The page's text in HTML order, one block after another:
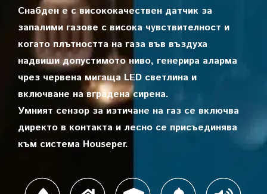
Снабден е с висококачествен датчик за
запалими газове с висока чувствителност и
когато плътността на газа във въздуха
надвиши допустимото ниво, генерира аларма
чрез червена мигаща LED светлина и
включване на вградена сирена.
Умният сензор за изтичане на газ се включва
директо в контакта и лесно се присъединява
към система Houseper.